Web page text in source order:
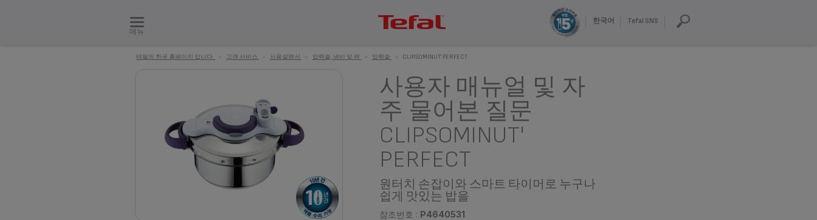
메뉴
한국어 Tefal SNS
테팔의 한국 홈페이지 입니다. 고객 서비스 사용설명서 압력솥, 냄비 및 팬 압력솥 CLIPSOMINUT' PERFECT
사용자 매뉴얼 및 자
주 물어본 질문
CLIPSOMINUT'
PERFECT
원터치 손잡이와 스마트 타이머로 누구나
쉽게 맛있는 밥을
참조번호 : P4640531